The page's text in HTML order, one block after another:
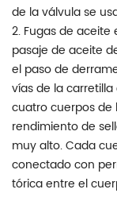
de la válvula se
2. Fugas de
pasaje de aceite
el paso de
vías de la
cuatro cuerpos de
rendimiento de
muy alto. Cada
conectado con
tórica entre el